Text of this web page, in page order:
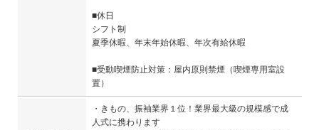
■休日
シフト制
夏季休暇、年末年始休暇、年次有給休暇
■受動喫煙防止対策：屋内原則禁煙（喫煙専用室設
置）
・きもの、振袖業界１位！業界最大級の規模感で成
人式に携わります